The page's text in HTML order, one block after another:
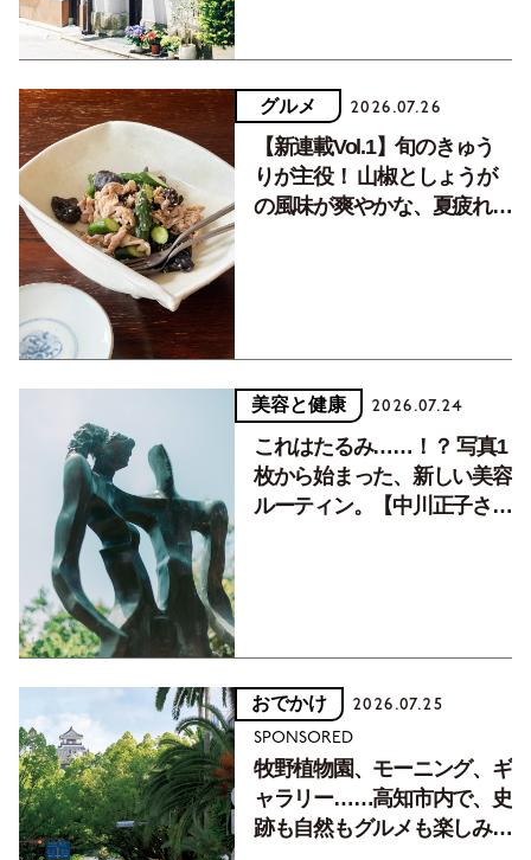
グルメ 2026.07.26
【新連載Vol.1】旬のきゅう
りが主役！ 山椒としょうが
の風味が爽やかな、夏疲れを
美容と健康 2026.07.24
これはたるみ……！？ 写真1
枚から始まった、新しい美容
ルーティン。【中川正子さん
おでかけ 2026.07.25
SPONSORED
牧野植物園、モーニング、ギ
ャラリー……高知市内で、史
跡も自然もグルメも楽しみ尽